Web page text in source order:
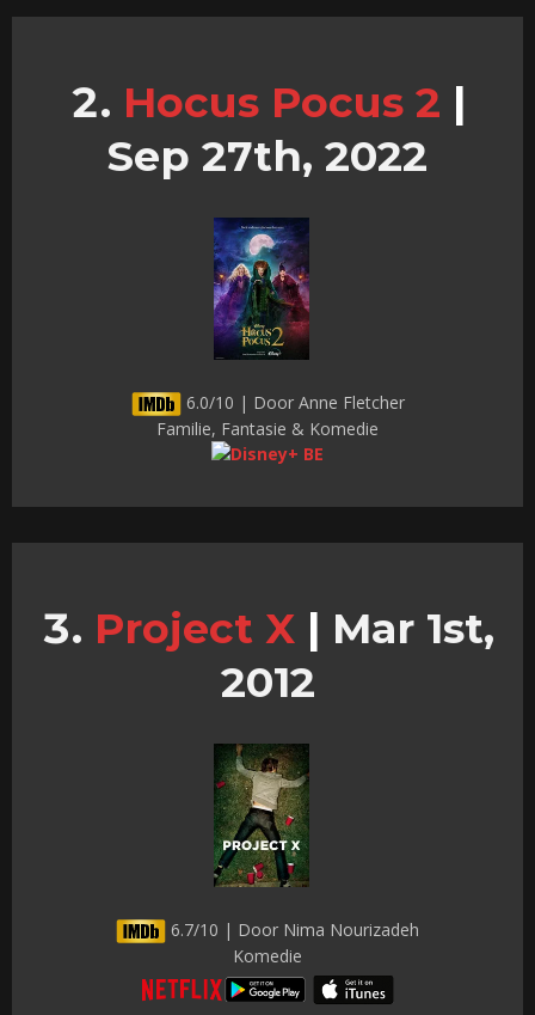
Hocus Pocus 2 |
Sep 27th, 2022
6.0/10 | Door Anne Fletcher
Familie, Fantasie & Komedie
Project X | Mar 1st,
2012
6.7/10 | Door Nima Nourizadeh
Komedie